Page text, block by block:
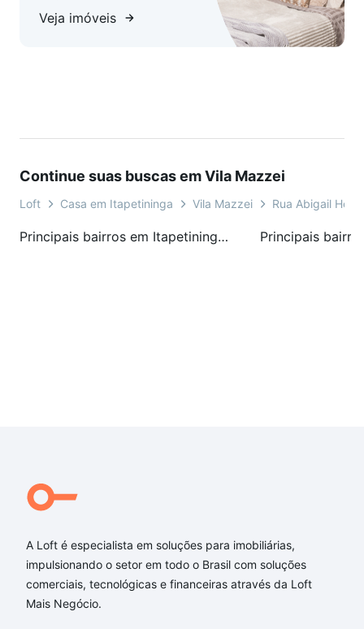
Este é o seu convite para viver uma experiência exclusiva.
Não perca a chance de realizar o sonho de viver em uma
Veja imóveis
Continue suas buscas em Vila Mazzei
Loft Casa em Itapetininga Vila Mazzei Rua Abigail
Principais bairros em Itapetininga, SP
A Loft é especialista em soluções para imobiliárias,
impulsionando o setor em todo o Brasil com soluções
comerciais, tecnológicas e financeiras através da Loft
Mais Negócio.